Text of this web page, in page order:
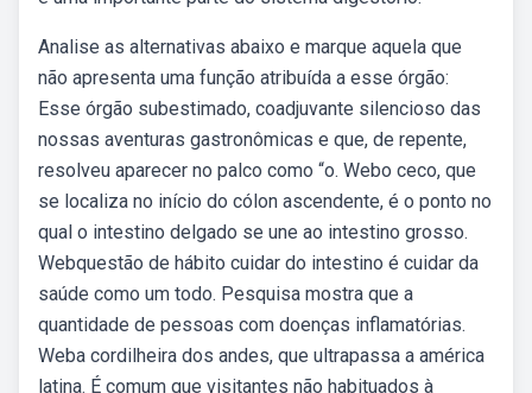
Analise as alternativas abaixo e marque aquela que
não apresenta uma função atribuída a esse órgão:
Esse órgão subestimado, coadjuvante silencioso das
nossas aventuras gastronômicas e que, de repente,
resolveu aparecer no palco como “o. Webo ceco, que
se localiza no início do cólon ascendente, é o ponto no
qual o intestino delgado se une ao intestino grosso.
Webquestão de hábito cuidar do intestino é cuidar da
saúde como um todo. Pesquisa mostra que a
quantidade de pessoas com doenças inflamatórias.
Weba cordilheira dos andes, que ultrapassa a américa
latina. É comum que visitantes não habituados à